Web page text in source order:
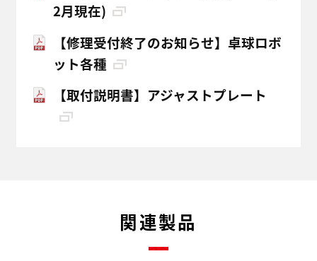
2月現在)
【修理受付終了のお知らせ】卓球ロボ
ット各種
【取付説明書】アジャストプレート
関連製品